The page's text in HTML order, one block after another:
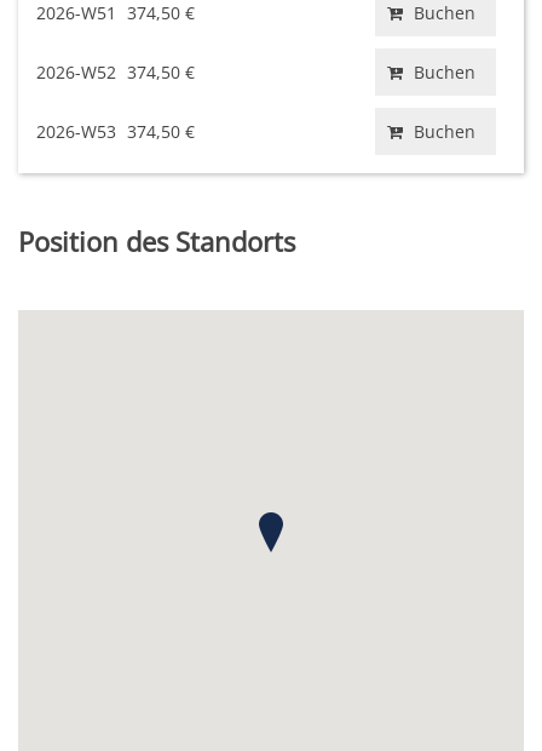
2026-W51 374,50 € Buchen
2026-W52 374,50 € Buchen
2026-W53 374,50 € Buchen
Position des Standorts